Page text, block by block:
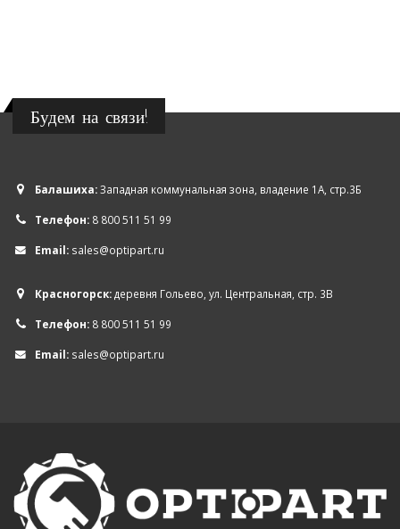
Будем на связи!
Балашиха:Западная коммунальная зона, владение 1А, стр.3Б
Телефон: 8 800 511 51 99
Email: sales@optipart.ru
Красногорск:деревня Гольево, ул. Центральная, стр. 3В
Телефон: 8 800 511 51 99
Email: sales@optipart.ru